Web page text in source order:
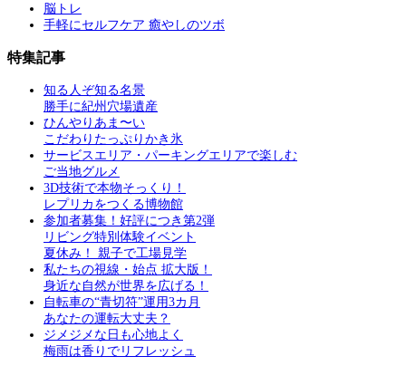
脳トレ
手軽にセルフケア 癒やしのツボ
特集記事
知る人ぞ知る名景
勝手に紀州穴場遺産
ひんやりあま〜い
こだわりたっぷりかき氷
サービスエリア・パーキングエリアで楽しむ
ご当地グルメ
3D技術で本物そっくり！
レプリカをつくる博物館
参加者募集！好評につき第2弾
リビング特別体験イベント
夏休み！ 親子で工場見学
私たちの視線・始点 拡大版！
身近な自然が世界を広げる！
自転車の“青切符”運用3カ月
あなたの運転大丈夫？
ジメジメな日も心地よく
梅雨は香りでリフレッシュ